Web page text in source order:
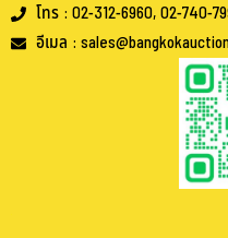
โทร : 02-312-6960, 02-740-
อีเมล :